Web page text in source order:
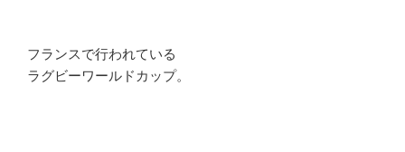
フランスで行われている
ラグビーワールドカップ。